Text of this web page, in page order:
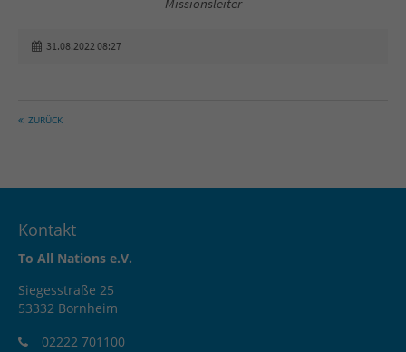
31.08.2022 08:27
ZURÜCK
Kontakt
To All Nations e.V.
Siegesstraße 25
53332 Bornheim
02222 701100